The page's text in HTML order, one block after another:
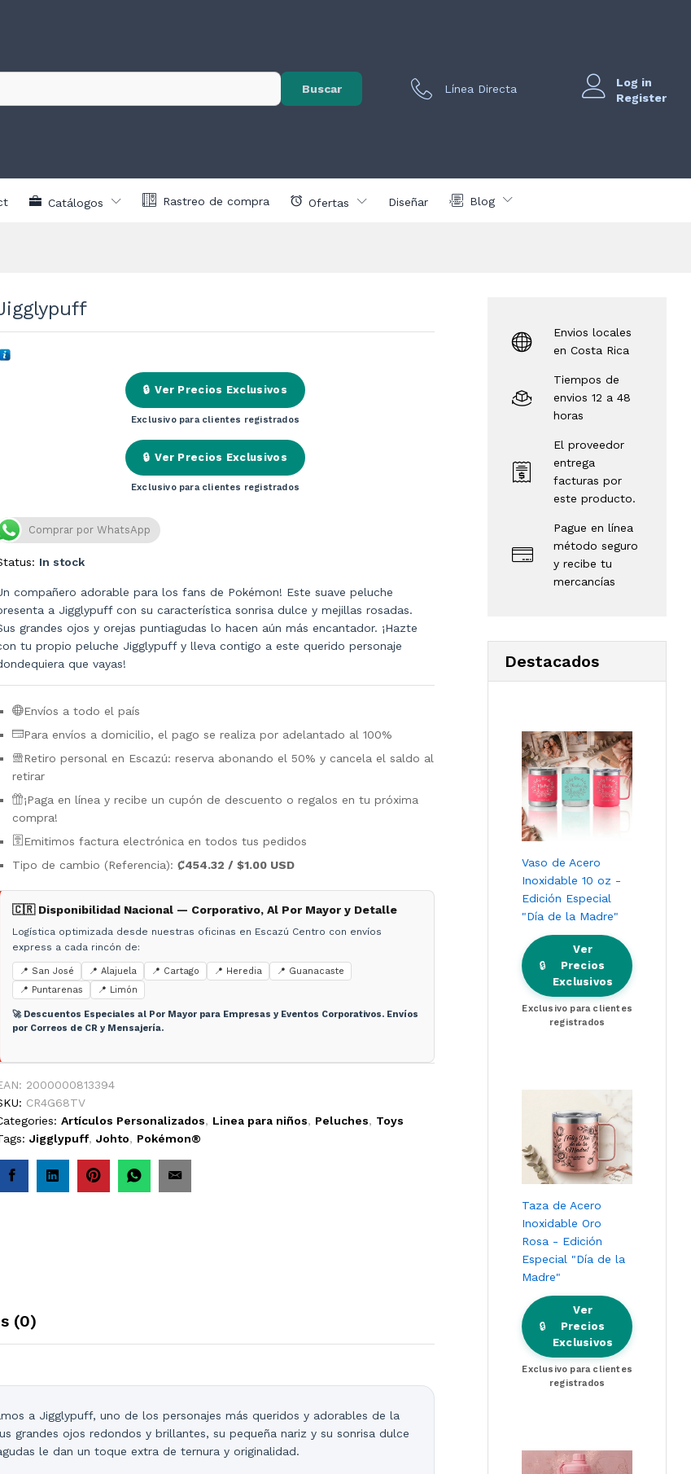
Buscar Línea Directa
Log in
Register
Catálogos Rastreo de compra Ofertas Diseñar Blog
🔒 Ver Precios Exclusivos
Exclusivo para clientes registrados
🔒 Ver Precios Exclusivos
Exclusivo para clientes registrados
Comprar por WhatsApp
In stock
compañero adorable para los fans de Pokémon! Este suave peluche
a Jigglypuff con su característica sonrisa dulce y mejillas rosadas.
grandes ojos y orejas puntiagudas lo hacen aún más encantador. ¡Hazte
tu propio peluche Jigglypuff y lleva contigo a este querido personaje
que vayas!
Envíos a todo el país
Para envíos a domicilio, el pago se realiza por adelantado al 100%
Retiro personal en Escazú: reserva abonando el 50% y cancela el saldo al
retirar
¡Paga en línea y recibe un cupón de descuento o regalos en tu próxima
compra!
Emitimos factura electrónica en todos tus pedidos
Tipo de cambio (Referencia): ₡454.32 / $1.00 USD
🇨🇷 Disponibilidad Nacional — Corporativo, Al Por Mayor y Detalle
Logística optimizada desde nuestras oficinas en Escazú Centro con envíos
express a cada rincón de:
📍 San José 📍 Alajuela 📍 Cartago 📍 Heredia
📍 Guanacaste
📍 Puntarenas
📍 Limón
🚀 Descuentos Especiales al Por Mayor para Empresas y Eventos Corporativos. Envíos
por Correos de CR y Mensajería.
2000000813394
CR4G68TV
Artículos Personalizados, Linea para niños, Peluches, Toys
Jigglypuff, Johto, Pokémon®
(0)
a Jigglypuff, uno de los personajes más queridos y adorables de la
grandes ojos redondos y brillantes, su pequeña nariz y su sonrisa dulce
le dan un toque extra de ternura y originalidad.
Envios locales
en Costa Rica
Tiempos de
envios 12 a 48
horas
El proveedor
entrega
facturas por
este producto.
Pague en línea
método seguro
y recibe tu
mercancías
Destacados
Vaso de Acero
Inoxidable 10 oz -
Edición Especial
"Día de la Madre"
🔒
Ver
Precios
Exclusivos
Exclusivo para clientes
registrados
Taza de Acero
Inoxidable Oro
Rosa - Edición
Especial "Día de la
Madre"
🔒
Ver
Precios
Exclusivos
Exclusivo para clientes
registrados
clientes registrados